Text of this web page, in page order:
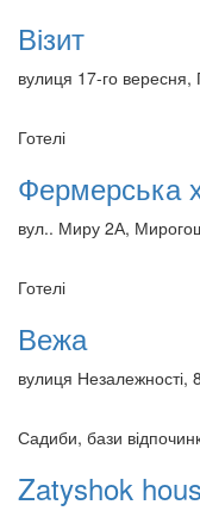
Візит
вулиця 17-го вересня,
Готелі
Фермерська
вул.. Миру 2А,
Готелі
Вежа
вулиця
Садиби, бази
Zatyshok